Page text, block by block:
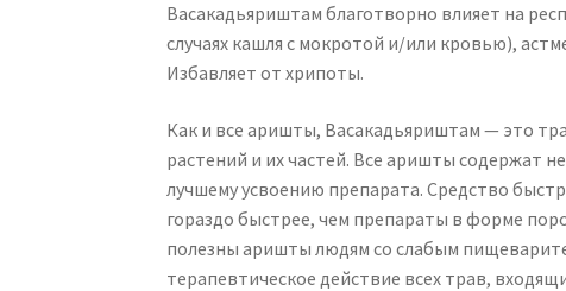
Васакадьяриштам благотворно влияет на
случаях кашля с мокротой и/или кровью),
Избавляет от хрипоты.
Как и все аришты, Васакадьяриштам — это
растений и их частей. Все аришты содержат
лучшему усвоению препарата. Средство
гораздо быстрее, чем препараты в форме
полезны аришты людям со слабым
терапевтическое действие всех трав,